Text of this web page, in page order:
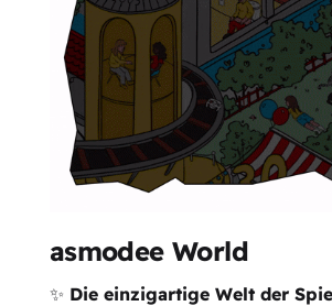
asmodee World
✨ Die einzigartige Welt der